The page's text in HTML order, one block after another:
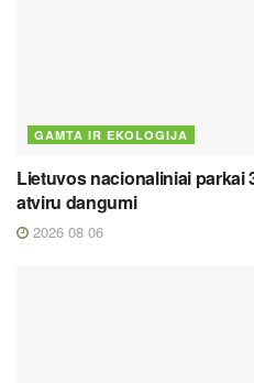
GAMTA IR EKOLOGIJA
Lietuvos nacionaliniai parkai
atviru dangumi
2026 08 06